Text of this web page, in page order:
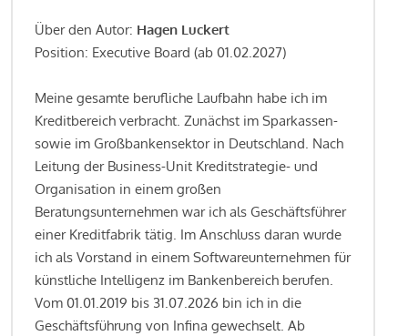
Über den Autor: Hagen Luckert
Position: Executive Board (ab 01.02.2027)
Meine gesamte berufliche Laufbahn habe ich im
Kreditbereich verbracht. Zunächst im Sparkassen-
sowie im Großbankensektor in Deutschland. Nach
Leitung der Business-Unit Kreditstrategie- und
Organisation in einem großen
Beratungsunternehmen war ich als Geschäftsführer
einer Kreditfabrik tätig. Im Anschluss daran wurde
ich als Vorstand in einem Softwareunternehmen für
künstliche Intelligenz im Bankenbereich berufen.
Vom 01.01.2019 bis 31.07.2026 bin ich in die
Geschäftsführung von Infina gewechselt. Ab